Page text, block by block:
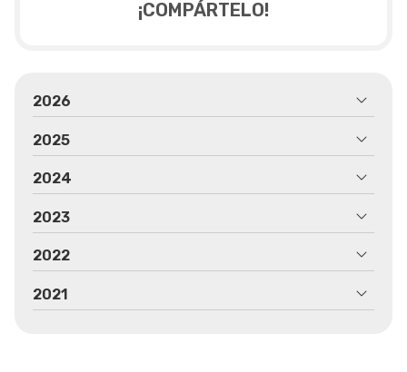
¡COMPÁRTELO!
2026
2025
2024
2023
2022
2021